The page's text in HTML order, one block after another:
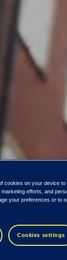
cookies on your device to
efforts, and
your preferences or to
Cookies settings